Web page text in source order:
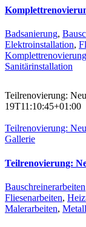
Badsanierung,
Elektroinstallation,
Komplettrenovierung
Sanitärinstallation
Teilrenovierung:
19T11:10:45+01:00
Teilrenovierung:
Gallerie
Teilrenovierung:
Bauschreinerarbeiten
Fliesenarbeiten,
Malerarbeiten,